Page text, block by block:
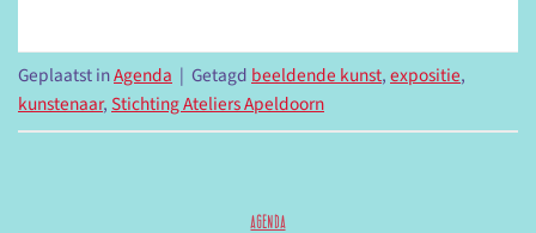
Geplaatst inAgenda | Getagdbeeldende kunst,expositie,
kunstenaar,Stichting Ateliers Apeldoorn
AGENDA